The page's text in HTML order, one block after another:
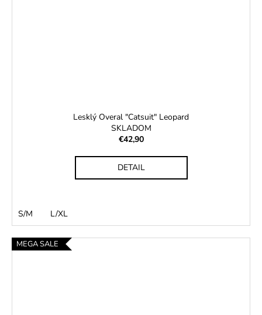
Lesklý Overal "Catsuit" Leopard
SKLADOM
€42,90
DETAIL
S/M L/XL
MEGA SALE